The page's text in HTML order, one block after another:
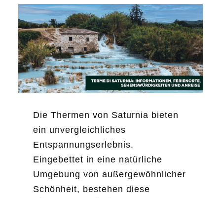
Die Thermen von Saturnia bieten
ein unvergleichliches
Entspannungserlebnis.
Eingebettet in eine natürliche
Umgebung von außergewöhnlicher
Schönheit, bestehen diese